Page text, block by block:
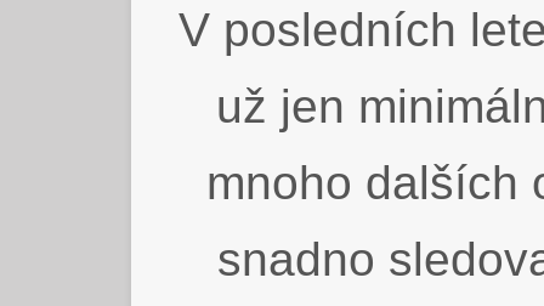
V posledních
už jen
mnoho dalších
snadno